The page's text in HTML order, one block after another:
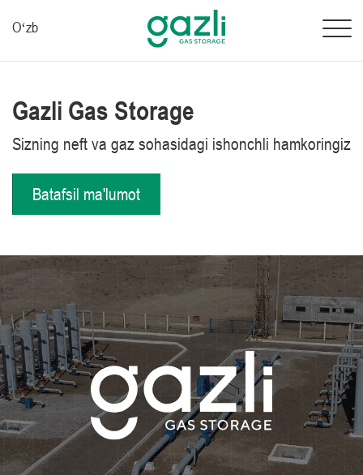
Oʻzb
Gazli Gas Storage
Sizning neft va gaz sohasidagi ishonchli hamkoringiz
Batafsil ma'lumot